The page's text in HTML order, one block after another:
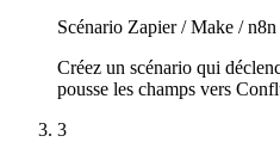
Scénario Zapier / Make / n8n
Créez un scénario qui
pousse les champs vers
3